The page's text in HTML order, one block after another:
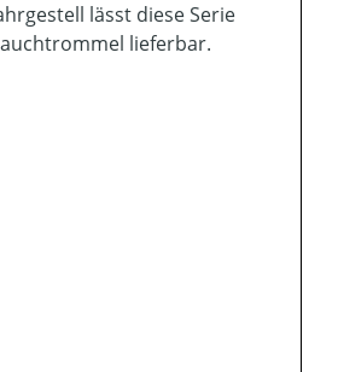
lässt diese Serie
lieferbar.